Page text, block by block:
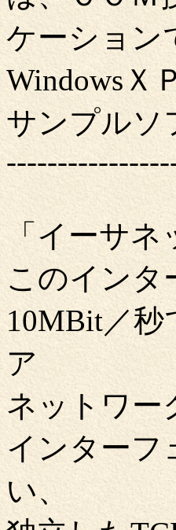
ケーショ
WindowsＸ
サンプルソ
「イーサ
このインタ
10MBit／秒
ア
ネットワ
インターフ
い、